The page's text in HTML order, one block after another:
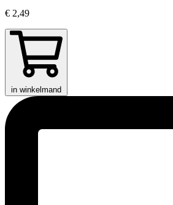
€ 2,49
in winkelmand